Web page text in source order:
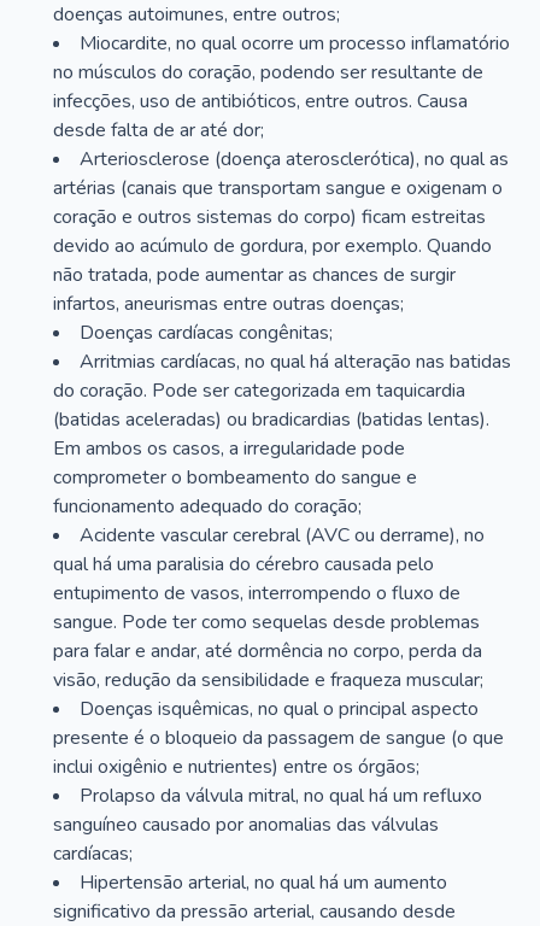
doenças autoimunes, entre outros;
Miocardite, no qual ocorre um processo inflamatório
no músculos do coração, podendo ser resultante de
infecções, uso de antibióticos, entre outros. Causa
desde falta de ar até dor;
Arteriosclerose (doença aterosclerótica), no qual as
artérias (canais que transportam sangue e oxigenam o
coração e outros sistemas do corpo) ficam estreitas
devido ao acúmulo de gordura, por exemplo. Quando
não tratada, pode aumentar as chances de surgir
infartos, aneurismas entre outras doenças;
Doenças cardíacas congênitas;
Arritmias cardíacas, no qual há alteração nas batidas
do coração. Pode ser categorizada em taquicardia
(batidas aceleradas) ou bradicardias (batidas lentas).
Em ambos os casos, a irregularidade pode
comprometer o bombeamento do sangue e
funcionamento adequado do coração;
Acidente vascular cerebral (AVC ou derrame), no
qual há uma paralisia do cérebro causada pelo
entupimento de vasos, interrompendo o fluxo de
sangue. Pode ter como sequelas desde problemas
para falar e andar, até dormência no corpo, perda da
visão, redução da sensibilidade e fraqueza muscular;
Doenças isquêmicas, no qual o principal aspecto
presente é o bloqueio da passagem de sangue (o que
inclui oxigênio e nutrientes) entre os órgãos;
Prolapso da válvula mitral, no qual há um refluxo
sanguíneo causado por anomalias das válvulas
cardíacas;
Hipertensão arterial, no qual há um aumento
significativo da pressão arterial, causando desde